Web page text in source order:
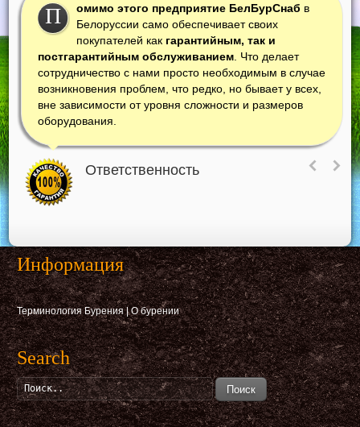
П омимо этого предприятие БелБурСнаб в
Белоруссии само обеспечивает своих
покупателей как гарантийным, так и
постгарантийным обслуживанием . Что делает
сотрудничество с нами просто необходимым в случае
возникновения проблем, что редко, но бывает у всех,
вне зависимости от уровня сложности и размеров
оборудования.
Ответственность
Информация
Терминология Бурения|О бурении
Search
Поиск